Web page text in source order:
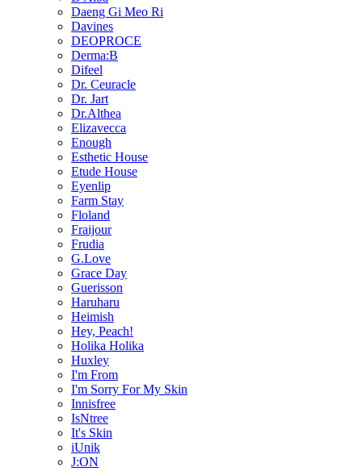
Daeng Gi Meo Ri
Davines
DEOPROCE
Derma:B
Difeel
Dr. Ceuracle
Dr. Jart
Dr.Althea
Elizavecca
Enough
Esthetic House
Etude House
Eyenlip
Farm Stay
Floland
Fraijour
Frudia
G.Love
Grace Day
Guerisson
Haruharu
Heimish
Hey, Peach!
Holika Holika
Huxley
I'm From
I'm Sorry For My Skin
Innisfree
IsNtree
It's Skin
iUnik
J:ON